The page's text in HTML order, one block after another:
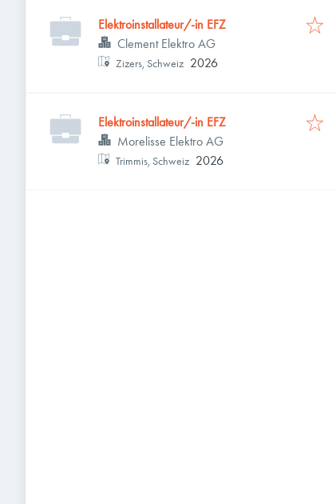
Elektroinstallateur/-in EFZ
Clement Elektro AG
Zizers, Schweiz 2026
Elektroinstallateur/-in EFZ
Morelisse Elektro AG
Trimmis, Schweiz 2026